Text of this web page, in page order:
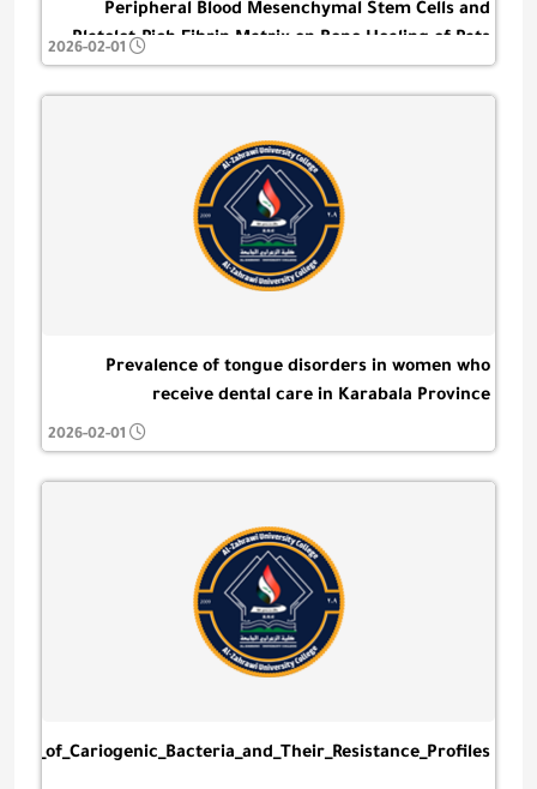
Peripheral Blood Mesenchymal Stem Cells and
Platelet-Rich Fibrin Matrix on Bone Healing of Rats
Prevalence of tongue disorders in women who
receive dental care in Karabala Province